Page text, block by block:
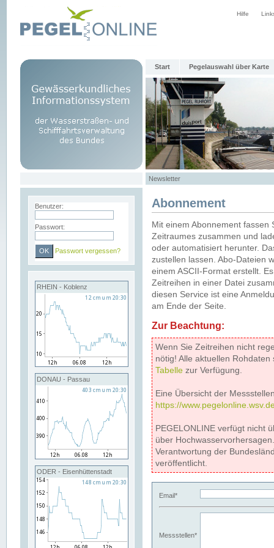
Hilfe
Start Pegelauswahl über Karte
Newsletter
Benutzer:
Passwort:
Passwort vergessen?
RHEIN - Koblenz
DONAU - Passau
ODER - Eisenhüttenstadt
Abonnement
Mit einem Abonnement
Zeitraumes zusammen und
oder automatisiert herunter.
zustellen lassen. Abo-Dateien
einem ASCII-Format erstellt.
Zeitreihen in einer Datei
diesen Service ist eine
am Ende der Seite.
Zur Beachtung:
Wenn Sie Zeitreihen nicht
nötig! Alle aktuellen
Tabelle zur Verfügung.
Eine Übersicht der
https://
PEGELONLINE verfügt nicht
über
Verantwortung der
veröffentlicht.
Email*
Messstellen*